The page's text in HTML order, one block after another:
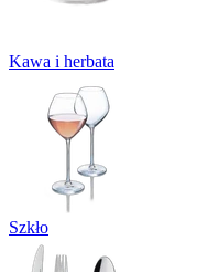
Kawa i herbata
Szkło